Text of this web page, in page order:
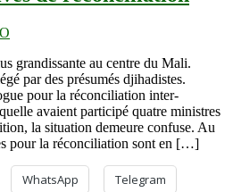
grandissante au centre du Mali.
par des présumés djihadistes.
pour la réconciliation inter-
avaient participé quatre ministres
la situation demeure confuse. Au
pour la réconciliation sont en […]
WhatsApp Telegram